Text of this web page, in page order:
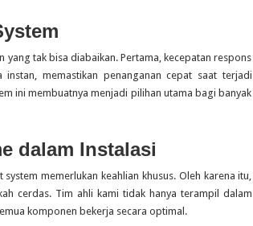
yang tak bisa diabaikan. Pertama, kecepatan respons
memastikan penanganan cepat saat terjadi
ini membuatnya menjadi pilihan utama bagi banyak
dalam Instalasi
memerlukan keahlian khusus. Oleh karena itu,
cerdas. Tim ahli kami tidak hanya terampil dalam
komponen bekerja secara optimal.